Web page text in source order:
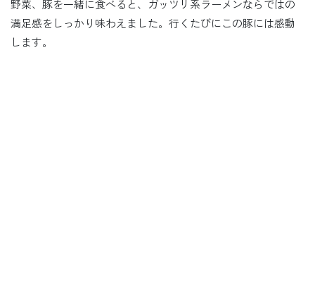
野菜、豚を一緒に食べると、ガッツリ系ラーメンならではの
満足感をしっかり味わえました。行くたびにこの豚には感動
します。